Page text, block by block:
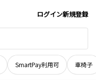
ログイン新規登録
SmartPay利用可 車椅子